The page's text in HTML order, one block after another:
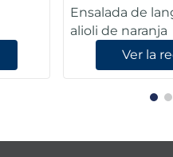
Ensalada de
alioli de naranja
Ver la